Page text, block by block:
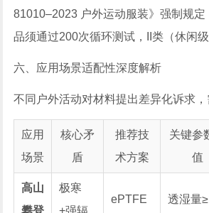
81010–2023 户外运动服装》强制规
品须通过200次循环测试，II类（休闲级
六、应用场景适配性深度解析
不同户外活动对材料提出差异化诉求，
应用
场景
核心矛
盾
推荐技
术方案
关键参
值
高山
攀登
极寒
+强辐
ePTFE 透湿量